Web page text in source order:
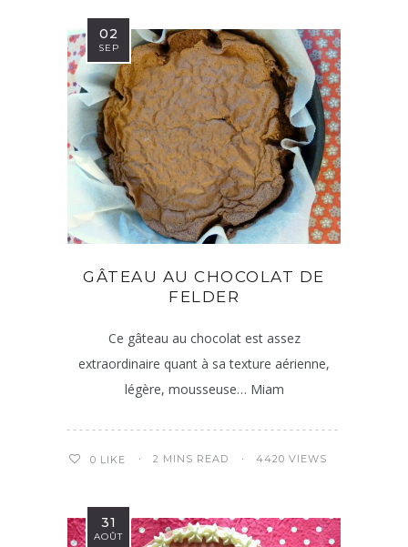
02
SEP
GÂTEAU AU CHOCOLAT DE
FELDER
Ce gâteau au chocolat est assez
extraordinaire quant à sa texture aérienne,
légère, mousseuse… Miam
0 LIKE 2 MINS READ 4420 VIEWS
31
AOÛT